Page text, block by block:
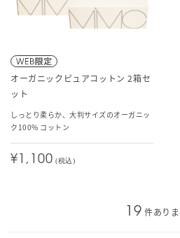
オーガニックピュアコットン 2箱セ
ット
しっとり柔らか、大判サイズのオーガニッ
ク100% コットン
¥1,100 (税込)
19 件あり